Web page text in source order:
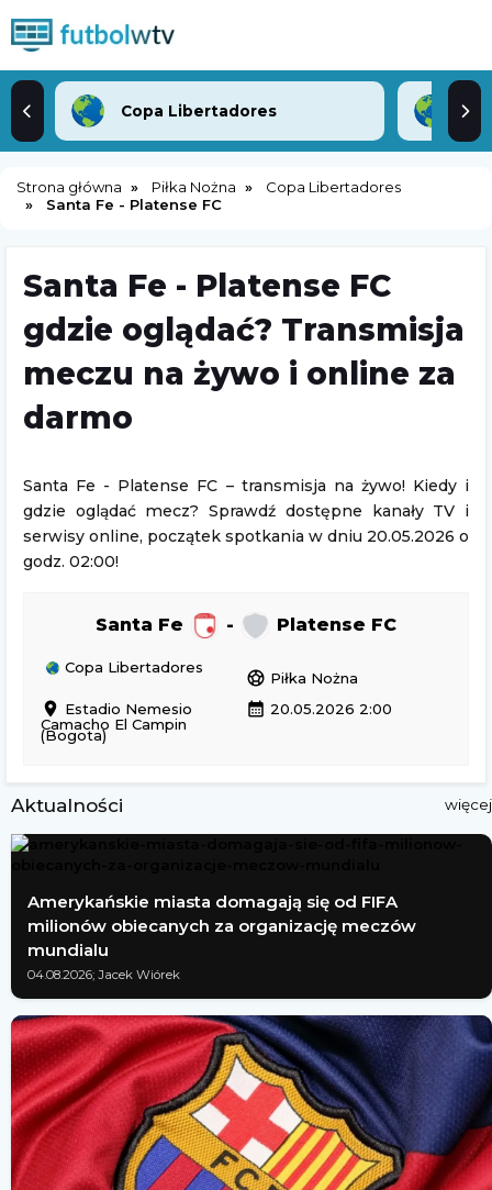
Copa Libertadores
Strona główna Piłka Nożna
Copa Libertadores
Santa Fe - Platense FC
Santa Fe - Platense FC
gdzie oglądać? Transmisja
meczu na żywo i online za
darmo
Santa Fe - Platense FC – transmisja na żywo! Kiedy i
gdzie oglądać mecz? Sprawdź dostępne kanały TV i
serwisy online, początek spotkania w dniu 20.05.2026 o
godz. 02:00!
Santa Fe - Platense FC
Copa Libertadores
sports_soccer Piłka Nożna
location_on Estadio Nemesio
Camacho El Campin
(Bogota)
calendar_month 20.05.2026 2:00
Aktualności więcej
Amerykańskie miasta domagają się od FIFA
milionów obiecanych za organizację meczów
mundialu
04.08.2026; Jacek Wiórek